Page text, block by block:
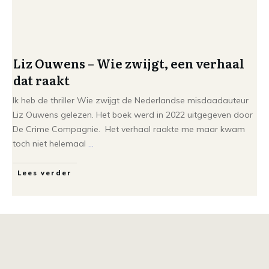
Liz Ouwens – Wie zwijgt, een verhaal
dat raakt
Ik heb de thriller Wie zwijgt de Nederlandse misdaadauteur
Liz Ouwens gelezen. Het boek werd in 2022 uitgegeven door
De Crime Compagnie. Het verhaal raakte me maar kwam
toch niet helemaal ...
Lees verder